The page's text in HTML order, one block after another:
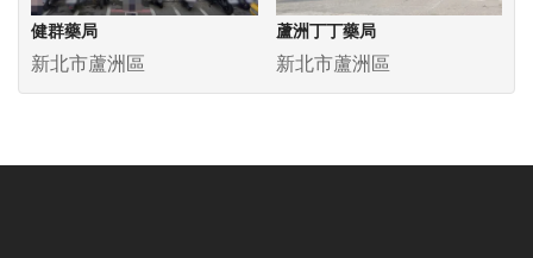
健群藥局
新北市蘆洲區
蘆洲丁丁藥局
新北市蘆洲區